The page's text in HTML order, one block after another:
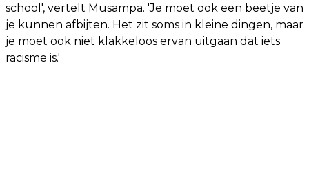
school', vertelt Musampa. 'Je moet ook een beetje van
je kunnen afbijten. Het zit soms in kleine dingen, maar
je moet ook niet klakkeloos ervan uitgaan dat iets
racisme is.'